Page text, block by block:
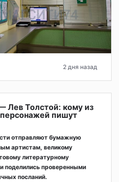
2 дня назад
Лев Толстой: кому из
пишут
отправляют бумажную
артистам, великому
литературному
поделились проверенными
посланий.